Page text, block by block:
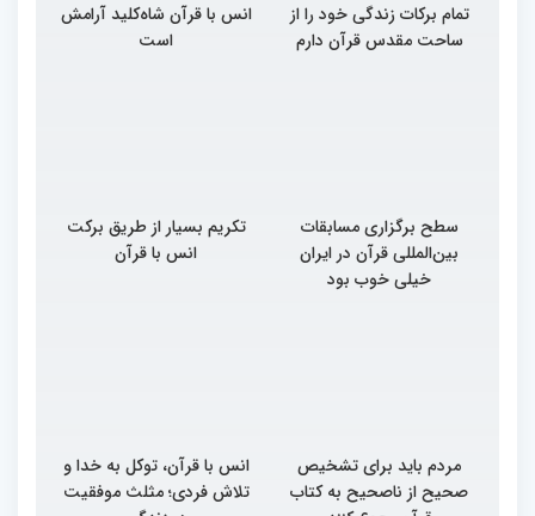
تمام برکات زندگی خود را از
ساحت مقدس قرآن دارم
انس با قرآن شاه‌کلید آرامش
است
سطح برگزاری مسابقات
بین‌المللی قرآن در ایران
خیلی خوب بود
تکریم بسیار از طریق برکت
انس با قرآن
مردم باید برای تشخیص
صحیح از ناصحیح به کتاب
انس با قرآن، توکل به خدا و
تلاش فردی؛ مثلث موفقیت